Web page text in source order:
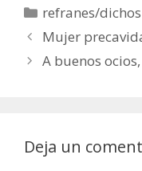
Categorías
refranes/
Mujer
A buenos
Deja un